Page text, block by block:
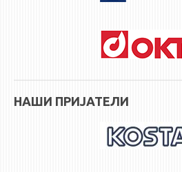
НАШИ ПРИЈАТЕЛИ